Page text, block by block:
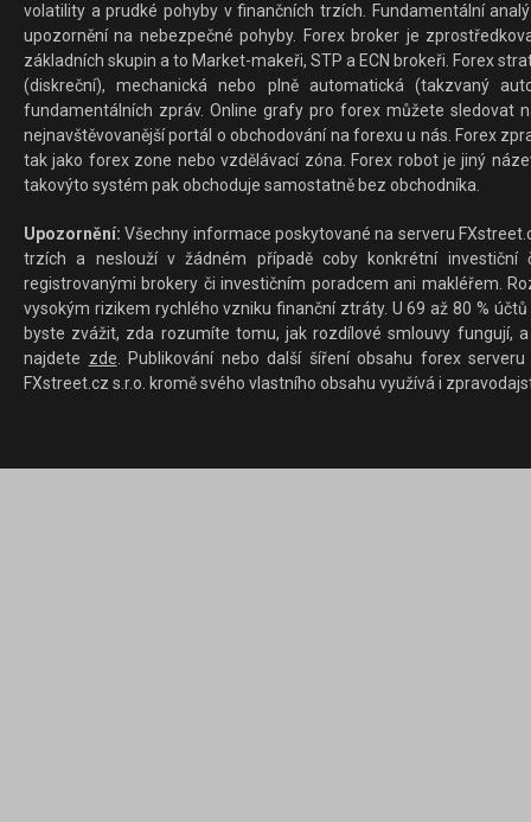
volatility a prudké pohyby v finančních trzích. Fundamentální
upozornění na nebezpečné pohyby. Forex broker je
základních skupin a to Market-makeři, STP a ECN brokeři. Forex
(diskreční), mechanická nebo plně automatická (takzvaný
fundamentálních zpráv. Online grafy pro forex můžete sledovat
nejnavštěvovanější portál o obchodování na forexu u nás. Forex
tak jako forex zone nebo vzdělávací zóna. Forex robot je jiný
takovýto systém pak obchoduje samostatně bez obchodníka.
Upozornění: Všechny informace poskytované na serveru
trzích a neslouží v žádném případě coby konkrétní investiční
registrovanými brokery či investičním poradcem ani makléřem.
vysokým rizikem rychlého vzniku finanční ztráty. U 69 až 80 %
byste zvážit, zda rozumíte tomu, jak rozdílové smlouvy fungují,
najdete zde. Publikování nebo další šíření obsahu forex
FXstreet.cz s.r.o. kromě svého vlastního obsahu využívá i